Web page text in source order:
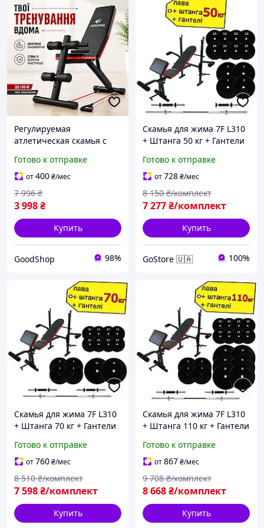
Регулируемая
атлетическая скамья с
упражнений,
универсальная скамейка
для тренировок и
фитнеса
Готово к отправке
от400₴/мес
3 998₴
7 996 ₴
Купить
GoodShop 98%
Скамья для жима 7F L310
+ Штанга 50 кг + Гантели
для силовых тренировок
Готово к отправке
от728₴/мес
7 277₴/комплект
8 150 ₴/комплект
Купить
GoStore 🇺🇦 100%
Скамья для жима 7F L310
+ Штанга 70 кг + Гантели
для силовых тренировок
Готово к отправке
от760₴/мес
7 598₴/комплект
8 510 ₴/комплект
Купить
Скамья для жима 7F L310
+ Штанга 110 кг + Гантели
для силовых тренировок
Готово к отправке
от867₴/мес
8 668₴/комплект
9 708 ₴/комплект
Купить